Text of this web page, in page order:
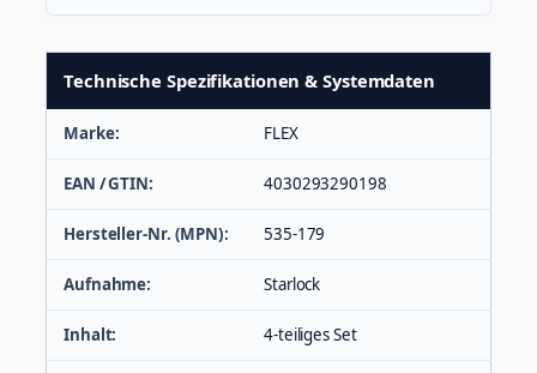
Technische Spezifikationen & Systemdaten
Marke: FLEX
EAN / GTIN: 4030293290198
Hersteller-Nr. (MPN): 535-179
Aufnahme: Starlock
Inhalt: 4-teiliges Set